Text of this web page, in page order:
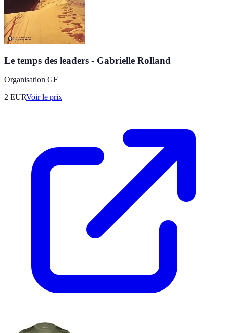
Le temps des leaders - Gabrielle Rolland
Organisation GF
2 EURVoir le prix